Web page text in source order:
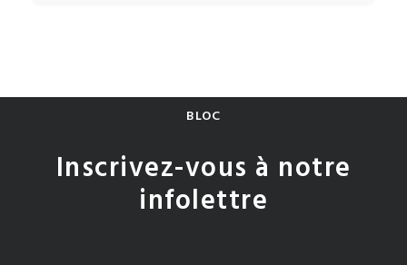
BLOC
Inscrivez-vous à notre
infolettre